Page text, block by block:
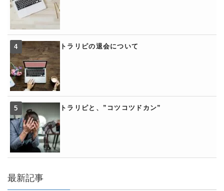
トラリピの退会について
トラリピと、”コツコツドカン”
最新記事